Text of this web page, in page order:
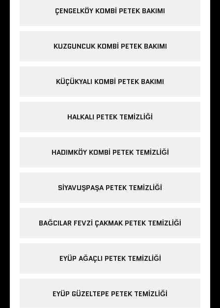
ÇENGELKÖY KOMBI PETEK BAKIMI
KUZGUNCUK KOMBI PETEK BAKIMI
KÜÇÜKYALI KOMBI PETEK BAKIMI
HALKALI PETEK TEMIZLIĞI
HADIMKÖY KOMBI PETEK TEMIZLIĞI
SIYAVUŞPAŞA PETEK TEMIZLIĞI
BAĞCILAR FEVZI ÇAKMAK PETEK TEMIZLIĞI
EYÜP AĞAÇLI PETEK TEMIZLIĞI
EYÜP GÜZELTEPE PETEK TEMIZLIĞI